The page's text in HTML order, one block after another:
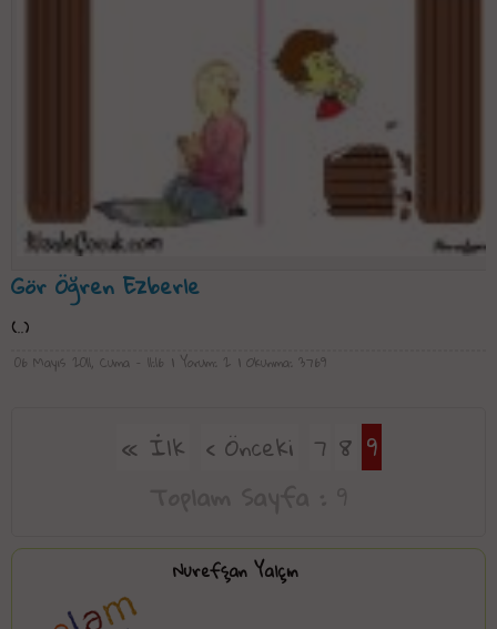
Gör Öğren Ezberle
(..)
06 Mayıs 2011, Cuma - 11:16 | Yorum: 2 | Okunma: 3769
« İlk ‹ Önceki 7 8 9
Nurefşan Yalçın